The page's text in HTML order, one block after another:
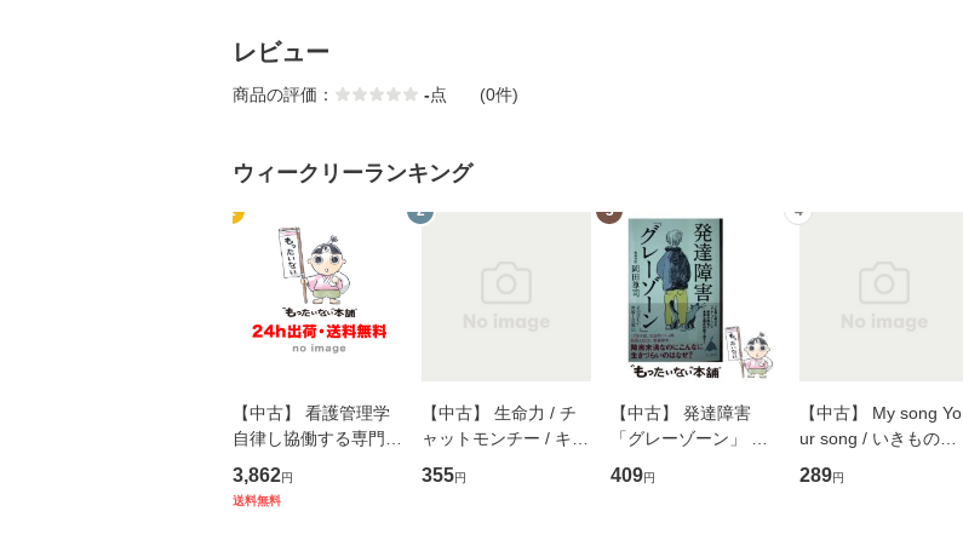
レビュー
商品の評価： -点 (0件)
ウィークリーランキング
1
【中古】 看護管理学
自律し協働する専門職
の看護マネジメントス
キル 改訂第3版 (看護
3,862円
送料無料
2
【中古】 生命力 / チ
ャットモンチー / キュ
ーンレコード [CD]
【メール便送料無料】
355円
3
【中古】 発達障害
「グレーゾーン」 そ
の正しい理解と克服法
(SB新書 572) / 岡田尊
409円
4
【中古】 My song Yo
ur song / いきものが
かり / [CD]【メール便
送料無料】
289円